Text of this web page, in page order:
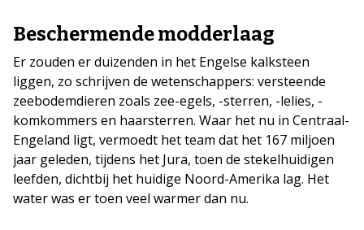
Beschermende modderlaag
Er zouden er duizenden in het Engelse kalksteen
liggen, zo schrijven de wetenschappers: versteende
zeebodemdieren zoals zee-egels, -sterren, -lelies, -
komkommers en haarsterren. Waar het nu in Centraal-
Engeland ligt, vermoedt het team dat het 167 miljoen
jaar geleden, tijdens het Jura, toen de stekelhuidigen
leefden, dichtbij het huidige Noord-Amerika lag. Het
water was er toen veel warmer dan nu.